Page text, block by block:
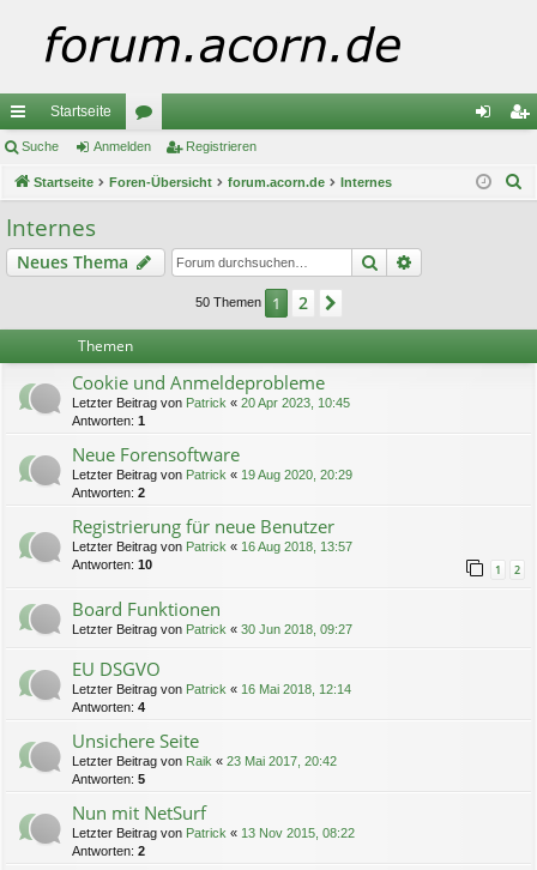
ch
ne
llz
ug
Startseite
or
en m ist
Suche Anmelden Registrieren
Startseite Foren-Übersicht forum.acorn.de Internes
Internes
Neues Thema Suche
50 Themen 1 2
Themen
Cookie und Anmeldeprobleme
Letzter Beitrag von Patrick « 20 Apr 2023, 10:45
Antworten: 1
Neue Forensoftware
Letzter Beitrag von Patrick « 19 Aug 2020, 20:29
Antworten: 2
Registrierung für neue Benutzer
Letzter Beitrag von Patrick « 16 Aug 2018, 13:57
Antworten: 10 1 2
Board Funktionen
Letzter Beitrag von Patrick « 30 Jun 2018, 09:27
EU DSGVO
Letzter Beitrag von Patrick « 16 Mai 2018, 12:14
Antworten: 4
Unsichere Seite
Letzter Beitrag von Raik « 23 Mai 2017, 20:42
Antworten: 5
Nun mit NetSurf
Letzter Beitrag von Patrick « 13 Nov 2015, 08:22
Antworten: 2